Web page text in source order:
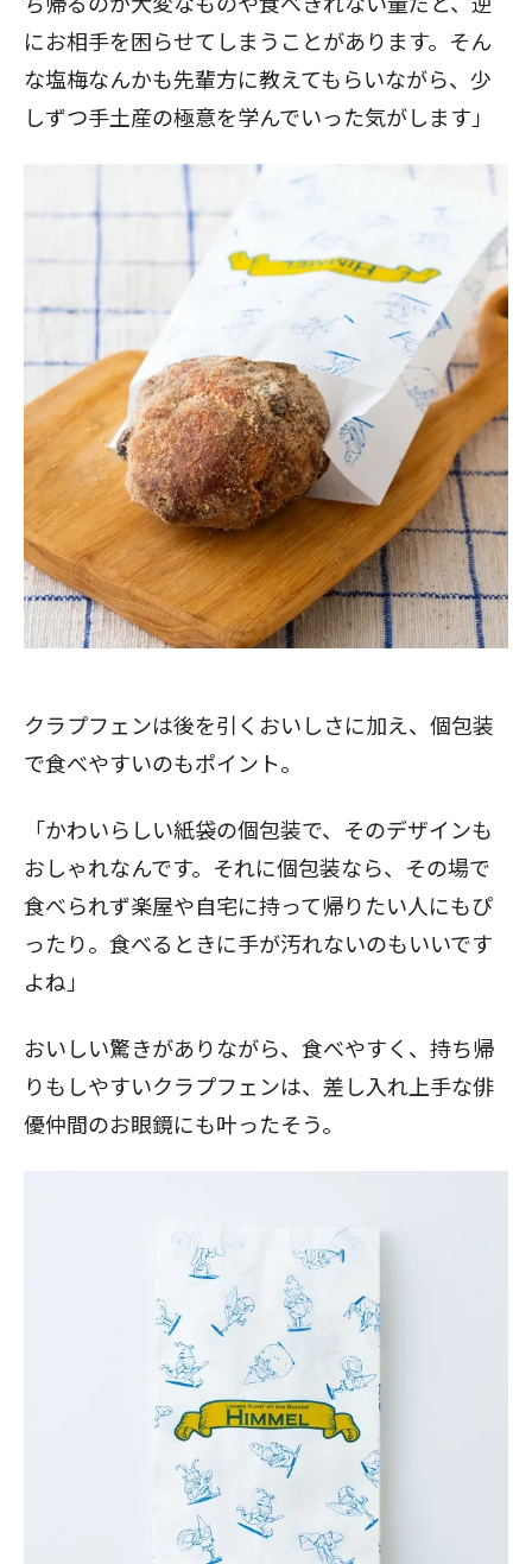
にお相手を困らせてしまうことがあります。そん
な塩梅なんかも先輩方に教えてもらいながら、少
しずつ手土産の極意を学んでいった気がします」
クラプフェンは後を引くおいしさに加え、個包装
で食べやすいのもポイント。
「かわいらしい紙袋の個包装で、そのデザインも
おしゃれなんです。それに個包装なら、その場で
食べられず楽屋や自宅に持って帰りたい人にもぴ
ったり。食べるときに手が汚れないのもいいです
よね」
おいしい驚きがありながら、食べやすく、持ち帰
りもしやすいクラプフェンは、差し入れ上手な俳
優仲間のお眼鏡にも叶ったそう。
閉じる